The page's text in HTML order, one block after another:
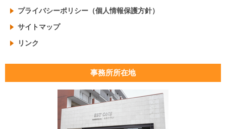
プライバシーポリシー（個人情報保護方針）
サイトマップ
リンク
事務所所在地